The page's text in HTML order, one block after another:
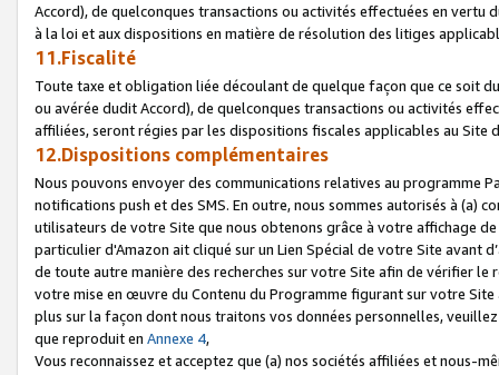
Accord), de quelconques transactions ou activités effectuées en vertu
à la loi et aux dispositions en matière de résolution des litiges
11.Fiscalité
Toute taxe et obligation liée découlant de quelque façon que ce soit
ou avérée dudit Accord), de quelconques transactions ou activités
affiliées, seront régies par les dispositions fiscales applicables au Site
12.Dispositions complémentaires
Nous pouvons envoyer des communications relatives au programme
notifications push et des SMS. En outre, nous sommes autorisés à
utilisateurs de votre Site que nous obtenons grâce à votre affichage
particulier d'Amazon ait cliqué sur un Lien Spécial de votre Site avant
de toute autre manière des recherches sur votre Site afin de vérifier
votre mise en œuvre du Contenu du Programme figurant sur votre
plus sur la façon dont nous traitons vos données personnelles,
que reproduit en Annexe 4,
Vous reconnaissez et acceptez que (a) nos sociétés affiliées et nous-